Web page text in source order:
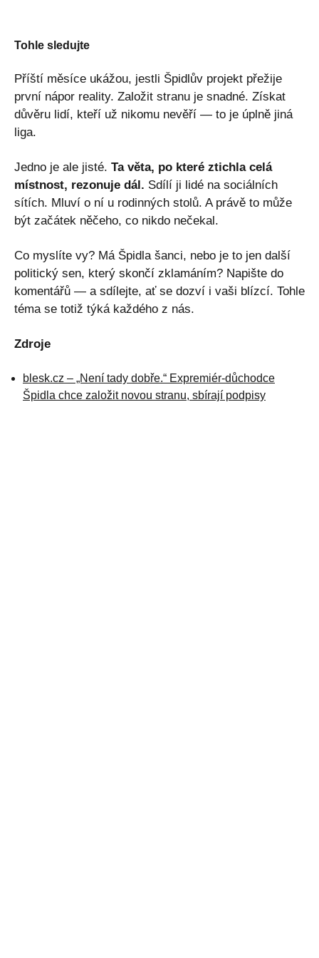
Tohle sledujte
Příští měsíce ukážou, jestli Špidlův projekt přežije
první nápor reality. Založit stranu je snadné. Získat
důvěru lidí, kteří už nikomu nevěří — to je úplně jiná
liga.
Jedno je ale jisté. Ta věta, po které ztichla celá
místnost, rezonuje dál. Sdílí ji lidé na sociálních
sítích. Mluví o ní u rodinných stolů. A právě to může
být začátek něčeho, co nikdo nečekal.
Co myslíte vy? Má Špidla šanci, nebo je to jen další
politický sen, který skončí zklamáním? Napište do
komentářů — a sdílejte, ať se dozví i vaši blízcí. Tohle
téma se totiž týká každého z nás.
Zdroje
blesk.cz – „Není tady dobře.“ Expremiér-důchodce
Špidla chce založit novou stranu, sbírají podpisy